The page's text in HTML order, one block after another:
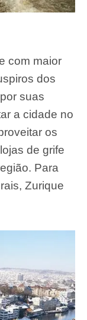
com maior
dos
suas
a cidade no
os
de grife
Para
Zurique